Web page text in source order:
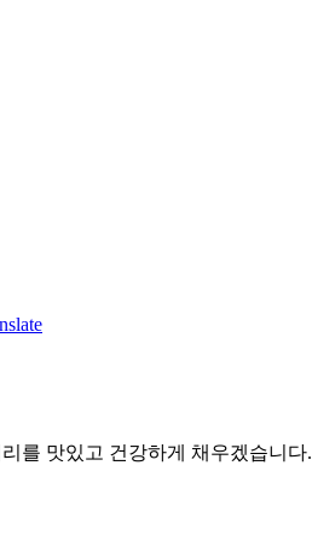
를 맛있고 건강하게 채우겠습니다.